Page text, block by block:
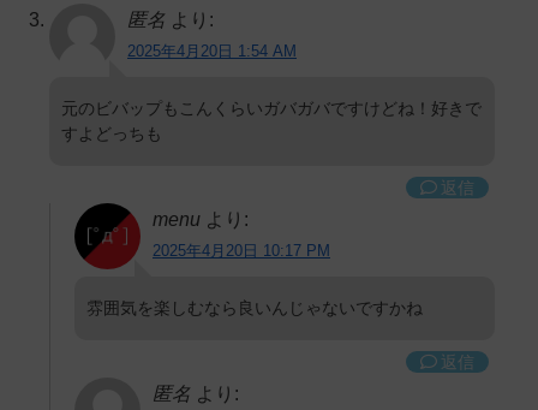
匿名 より:
2025年4月20日 1:54 AM
元のビバップもこんくらいガバガバですけどね！好きで
すよどっちも
返信
menu より:
2025年4月20日 10:17 PM
雰囲気を楽しむなら良いんじゃないですかね
返信
匿名 より: